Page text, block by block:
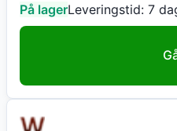
På lagerLeveringstid: 7